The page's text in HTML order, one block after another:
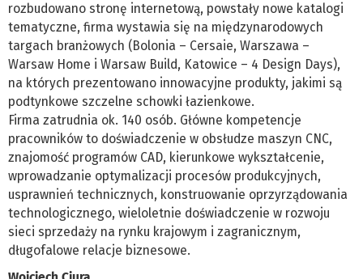
rozbudowano stronę internetową, powstały nowe katalogi
tematyczne, firma wystawia się na międzynarodowych
targach branżowych (Bolonia – Cersaie, Warszawa –
Warsaw Home i Warsaw Build, Katowice – 4 Design Days),
na których prezentowano innowacyjne produkty, jakimi są
podtynkowe szczelne schowki łazienkowe.
Firma zatrudnia ok. 140 osób. Główne kompetencje
pracowników to doświadczenie w obsłudze maszyn CNC,
znajomość programów CAD, kierunkowe wykształcenie,
wprowadzanie optymalizacji procesów produkcyjnych,
usprawnień technicznych, konstruowanie oprzyrządowania
technologicznego, wieloletnie doświadczenie w rozwoju
sieci sprzedaży na rynku krajowym i zagranicznym,
długofalowe relacje biznesowe.